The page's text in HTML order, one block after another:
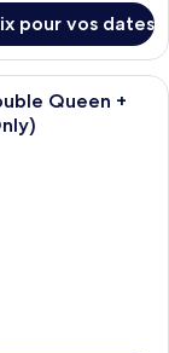
pour vos dates
d'oie, minibar,
Queen +